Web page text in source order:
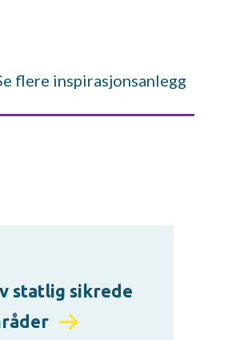
flere inspirasjonsanlegg
statlig sikrede